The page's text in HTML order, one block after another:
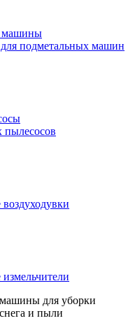
машины
подметальных машин
пылесосов
для уборки
и пыли